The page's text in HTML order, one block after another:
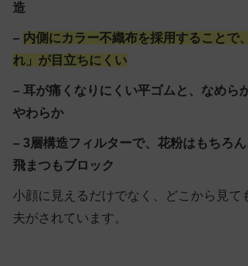
造
– 内側にカラー不織布を採用することで
れ」が目立ちにくい
– 耳が痛くなりにくい平ゴムと、なめら
やわらか
– 3層構造フィルターで、花粉はもちろ
飛まつもブロック
小顔に見えるだけでなく、どこから見て
夫がされています。